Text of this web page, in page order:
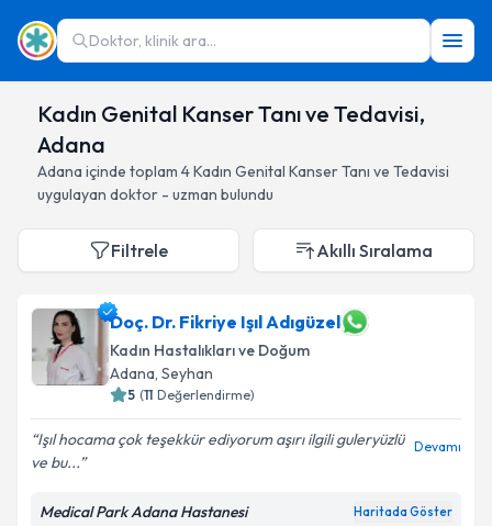
Doktor, klinik ara...
Kadın Genital Kanser Tanı ve Tedavisi,
Adana
Adana içinde toplam 4Kadın Genital Kanser Tanı ve Tedavisi
uygulayan doktor - uzman bulundu
Filtrele Akıllı Sıralama
Doç. Dr. Fikriye Işıl Adıgüzel
Kadın Hastalıkları ve Doğum
Adana, Seyhan
5 (11 Değerlendirme)
Işıl hocama çok teşekkür ediyorum aşırı ilgili guleryüzlü
ve bu...
Devamı
Medical Park Adana Hastanesi Haritada Göster